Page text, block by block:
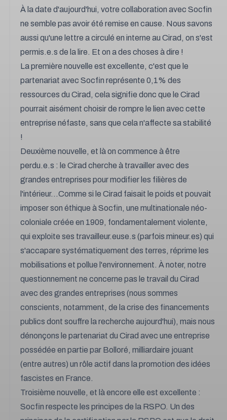
À la date d'aujourd'hui, votre collaboration avec Socfin
ne semble pas avoir été remise en cause. Nous savons
aussi qu'une lettre a circulé en interne au Cirad, on s'est
permis.e.s de la lire. Et on a des choses à dire !
La première nouvelle est excellente, c'est que le
partenariat avec Socfin représente 0,1% des
ressources du Cirad, cela signifie donc que le Cirad
pourrait aisément choisir de rompre le lien avec cette
entreprise néfaste, sans que cela n'affecte sa stabilité
!
Deuxième nouvelle, et là on commence à être
perdu.e.s : le Cirad cherche à travailler avec des
grandes entreprises pour modifier les filières de
l'intérieur...Comme si le Cirad faisait le poids et pouvait
imposer son éthique à Socfin, une multinationale néo-
coloniale créée en 1909, fondamentalement violente,
qui exploite ses travailleur.euse.s (parfois mineur.es) qui
s'accapare systématiquement des terres, réprime les
mobilisations et pollue l'environnement. À noter, notre
questionnement ne concerne pas le travail du Cirad
avec des grandes entreprises (nous sommes
conscients, notamment, de la crise des financements
publics dont souffre la recherche aujourd'hui), mais nous
dénonçons le partenariat du Cirad avec une entreprise
possédée en partie par Bolloré, milliardaire jouant
(entre autres) un rôle actif dans la promotion des idées
fascistes en France.
Troisième nouvelle, et là encore elle est excellente :
Socfin respecte les principes de la RSPO. Un des